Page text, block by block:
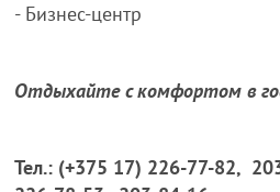
- Бизнес-центр
Отдыхайте с комфортом в
Тел.: (+375 17) 226-77-82,